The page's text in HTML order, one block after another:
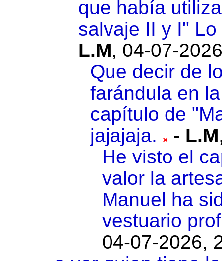
que había
salvaje II y I"
L.M, 04-07-
Que decir de
farándula en
capítulo de
jajajaja.
- L.M
He visto el
valor la
Manuel ha
vestuario
04-07-2026,